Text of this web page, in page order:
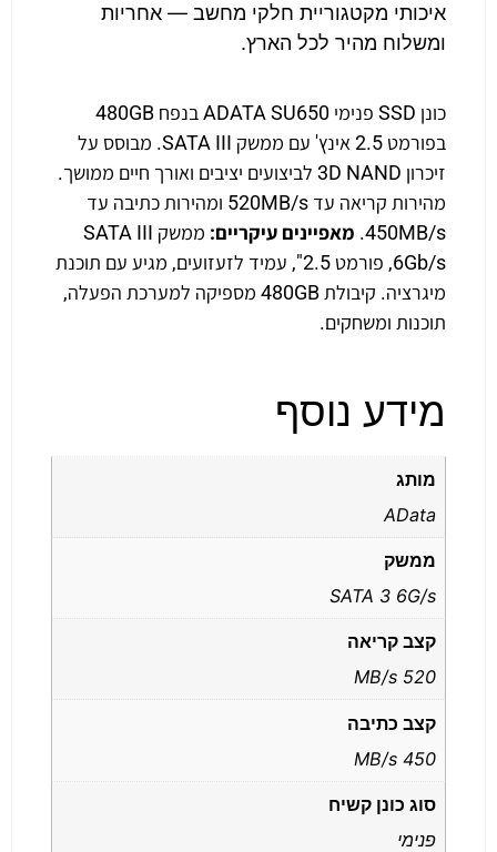
איכותי מקטגוריית חלקי מחשב — אחריות
ומשלוח מהיר לכל הארץ.
כונן SSD פנימי ADATA SU650 בנפח 480GB
בפורמט 2.5 אינץ' עם ממשק SATA III. מבוסס על
זיכרון 3D NAND לביצועים יציבים ואורך חיים ממושך.
מהירות קריאה עד 520MB/s ומהירות כתיבה עד
450MB/s. מאפיינים עיקריים:
ממשק SATA III
6Gb/s, פורמט 2.5", עמיד לזעזועים, מגיע עם תוכנת
מיגרציה. קיבולת 480GB מספיקה למערכת הפעלה,
תוכנות ומשחקים.
מידע נוסף
מותג
AData
ממשק
SATA 3 6G/s
קצב קריאה
520 MB/s
קצב כתיבה
450 MB/s
סוג כונן קשיח
פנימי